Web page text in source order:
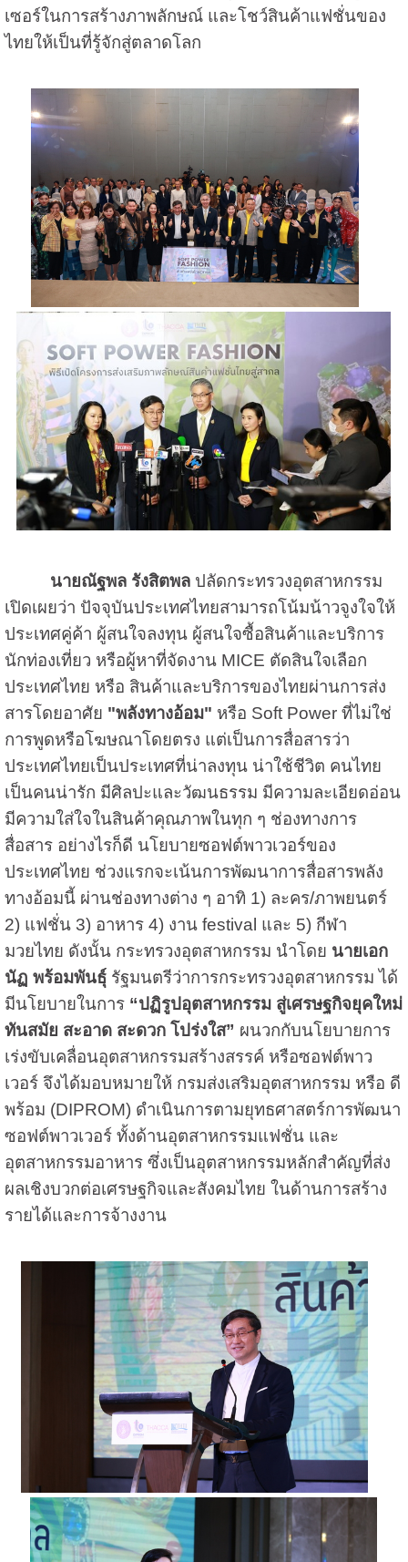
เซอร์ในการสร้างภาพลักษณ์ และโชว์สินค้าแฟชั่นของ
ไทยให้เป็นที่รู้จักสู่ตลาดโลก
นายณัฐพล รังสิตพลปลัดกระทรวงอุตสาหกรรม
เปิดเผยว่า ปัจจุบันประเทศไทยสามารถโน้มน้าวจูงใจให้
ประเทศคู่ค้า ผู้สนใจลงทุน ผู้สนใจซื้อสินค้าและบริการ
นักท่องเที่ยว หรือผู้หาที่จัดงาน MICE ตัดสินใจเลือก
ประเทศไทย หรือ สินค้าและบริการของไทยผ่านการส่ง
สารโดยอาศัย "พลังทางอ้อม" หรือ Soft Power ที่ไม่ใช่
การพูดหรือโฆษณาโดยตรง แต่เป็นการสื่อสารว่า
ประเทศไทยเป็นประเทศที่น่าลงทุน น่าใช้ชีวิต คนไทย
เป็นคนน่ารัก มีศิลปะและวัฒนธรรม มีความละเอียดอ่อน
มีความใส่ใจในสินค้าคุณภาพในทุก ๆ ช่องทางการ
สื่อสาร อย่างไรก็ดี นโยบายซอฟต์พาวเวอร์ของ
ประเทศไทย ช่วงแรกจะเน้นการพัฒนาการสื่อสารพลัง
ทางอ้อมนี้ ผ่านช่องทางต่าง ๆ อาทิ 1) ละคร/ภาพยนตร์
2) แฟชั่น 3) อาหาร 4) งาน festival และ 5) กีฬา
มวยไทย ดังนั้น กระทรวงอุตสาหกรรม นำโดย นายเอก
นัฏ พร้อมพันธุ์รัฐมนตรีว่าการกระทรวงอุตสาหกรรม ได้
มีนโยบายในการ “ปฏิรูปอุตสาหกรรม สู่เศรษฐกิจยุคใหม่
ทันสมัย สะอาด สะดวก โปร่งใส” ผนวกกับนโยบายการ
เร่งขับเคลื่อนอุตสาหกรรมสร้างสรรค์ หรือซอฟต์พาว
เวอร์ จึงได้มอบหมายให้ กรมส่งเสริมอุตสาหกรรม หรือ ดี
พร้อม (DIPROM) ดำเนินการตามยุทธศาสตร์การพัฒนา
ซอฟต์พาวเวอร์ ทั้งด้านอุตสาหกรรมแฟชั่น และ
อุตสาหกรรมอาหาร ซึ่งเป็นอุตสาหกรรมหลักสำคัญที่ส่ง
ผลเชิงบวกต่อเศรษฐกิจและสังคมไทย ในด้านการสร้าง
รายได้และการจ้างงาน